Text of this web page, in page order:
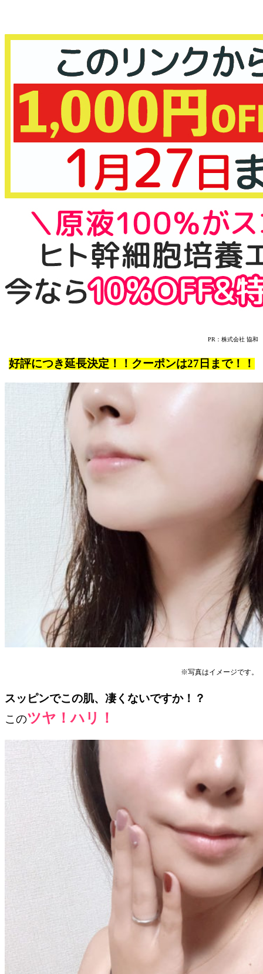
PR：株式会社 協和
好評につき延長決定！！クーポンは27日まで！！
※写真はイメージです。
スッピンでこの肌、凄くないですか！？
このツヤ！ハリ！